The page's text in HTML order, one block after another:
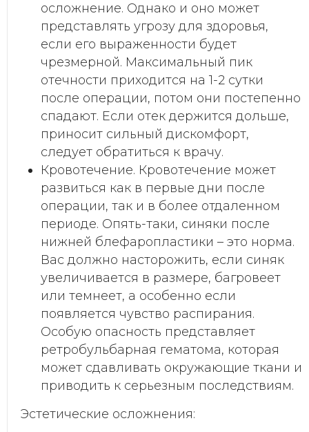
осложнение. Однако и оно может
представлять угрозу для здоровья,
если его выраженности будет
чрезмерной. Максимальный пик
отечности приходится на 1-2 сутки
после операции, потом они постепенно
спадают. Если отек держится дольше,
приносит сильный дискомфорт,
следует обратиться к врачу.
Кровотечение. Кровотечение может
развиться как в первые дни после
операции, так и в более отдаленном
периоде. Опять-таки, синяки после
нижней блефаропластики – это норма.
Вас должно насторожить, если синяк
увеличивается в размере, багровеет
или темнеет, а особенно если
появляется чувство распирания.
Особую опасность представляет
ретробульбарная гематома, которая
может сдавливать окружающие ткани и
приводить к серьезным последствиям.
Эстетические осложнения: